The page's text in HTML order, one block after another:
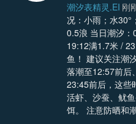
潮汐表精灵.EI 刚
况：小雨；水30°
0.5浪 当日潮汐
19:12满1.7米 / 23:45干1.3
鱼！ 建议关注潮
落潮至12:57前后
23:45前后，这些
活虾、沙蚕、鱿
饵。 注意防晒和